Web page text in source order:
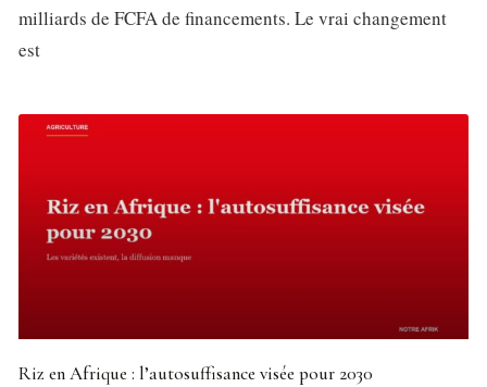
milliards de FCFA de financements. Le vrai changement
est
Riz en Afrique : l’autosuffisance visée pour 2030